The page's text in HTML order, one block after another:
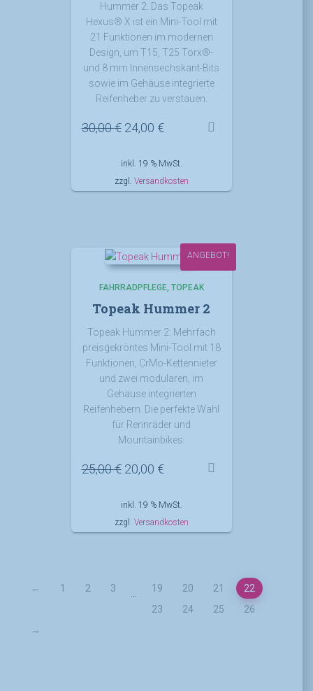
Hummer 2. Das Topeak
Hexus® X ist ein Mini-Tool mit
21 Funktionen im modernen
Design, um T15, T25 Torx®-
und 8 mm Innensechskant-Bits
sowie im Gehäuse integrierte
Reifenheber zu verstauen.
30,00€ Ursprünglicher
war:
30,00 €
24,00 €Aktueller
ist:
24,00 €.
inkl. 19 % MwSt.
zzgl. Versandkosten
ANGEBOT!
FAHRRADPFLEGE TOPEAK
Topeak Hummer 2
Topeak Hummer 2: Mehrfach
preisgekröntes Mini-Tool mit 18
Funktionen, CrMo-Kettennieter
und zwei modularen, im
Gehäuse integrierten
Reifenhebern. Die perfekte Wahl
für Rennräder und
Mountainbikes.
25,00€ Ursprünglicher
war:
25,00 €
20,00 €Aktueller
20,00 €.
inkl. 19 % MwSt.
zzgl. Versandkosten
← 1 2 3 19 20 21
22
23
24 25
26
→